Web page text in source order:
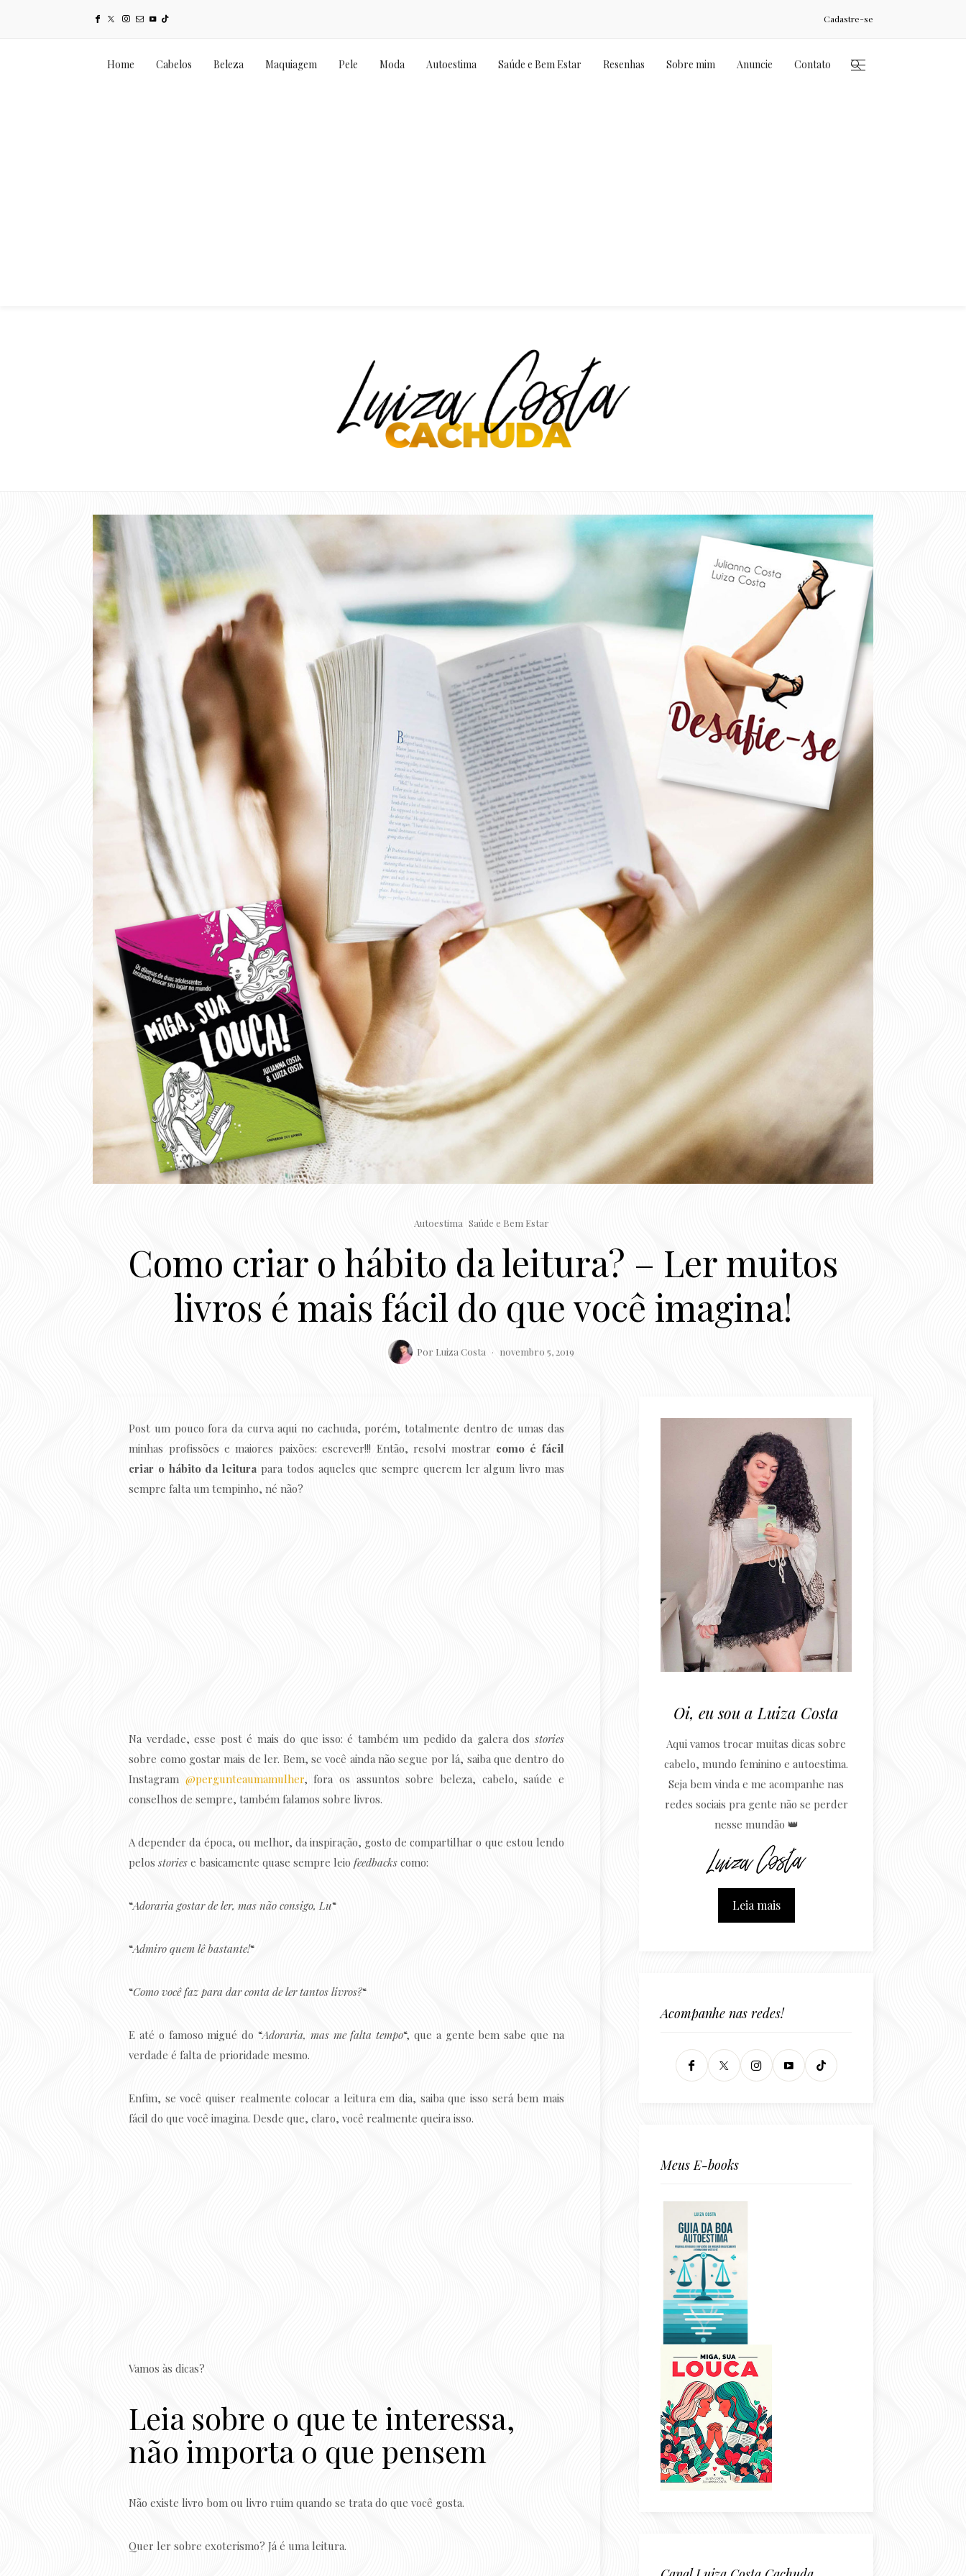
Cadastre-se
Home Cabelos Beleza Maquiagem Pele Moda Autoestima Saúde e Bem Estar Resenhas Sobre mim Anuncie Contato
Autoestima Saúde e Bem Estar
Como criar o hábito da leitura? – Ler muitos
livros é mais fácil do que você imagina!
Por Luiza Costa novembro 5, 2019
Post um pouco fora da curva aqui no cachuda, porém, totalmente dentro de umas das
minhas profissões e maiores paixões: escrever!!! Então, resolvi mostrar como é fácil
criar o hábito da leitura para todos aqueles que sempre querem ler algum livro mas
sempre falta um tempinho, né não?
Na verdade, esse post é mais do que isso: é também um pedido da galera dosstories
sobre como gostar mais de ler. Bem, se você ainda não segue por lá, saiba que dentro do
Instagram @pergunteaumamulher, fora os assuntos sobre beleza, cabelo, saúde e
conselhos de sempre, também falamos sobre livros.
A depender da época, ou melhor, da inspiração, gosto de compartilhar o que estou lendo
pelosstories e basicamente quase sempre leiofeedbacks como:
“Adoraria gostar de ler, mas não consigo, Lu“
“Admiro quem lê bastante!“
“Como você faz para dar conta de ler tantos livros?“
E até o famoso migué do “Adoraria, mas me falta tempo“, que a gente bem sabe que na
verdade é falta de prioridade mesmo.
Enfim, se você quiser realmente colocar a leitura em dia, saiba que isso será bem mais
fácil do que você imagina. Desde que, claro, você realmente queira isso.
Vamos às dicas?
Leia sobre o que te interessa,
não importa o que pensem
Não existe livro bom ou livro ruim quando se trata do que você gosta.
Quer ler sobre exoterismo? Já é uma leitura.
Oi, eu sou a Luiza Costa
Aqui vamos trocar muitas dicas sobre
cabelo, mundo feminino e autoestima.
Seja bem vinda e me acompanhe nas
redes sociais pra gente não se perder
nesse mundão 👑
Leia mais
Acompanhe nas redes!
Meus E-books